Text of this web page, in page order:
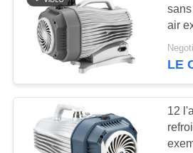
NOUS
CONTACTER
DEMANDEZ
UN DEVIS
enracine la
vide
air
de
LE
12